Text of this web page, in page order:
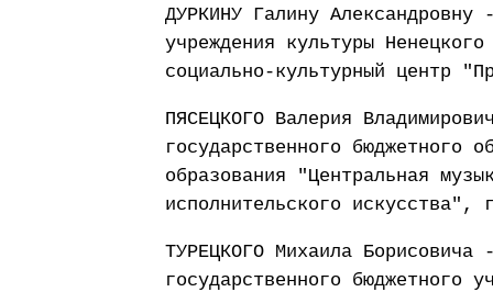
ДУРКИНУ Галину Александровну
учреждения культуры
социально-культурный центр
ПЯСЕЦКОГО Валерия
государственного бюджетного
образования "Центральная
исполнительского искусства",
ТУРЕЦКОГО Михаила Борисовича
государственного бюджетного